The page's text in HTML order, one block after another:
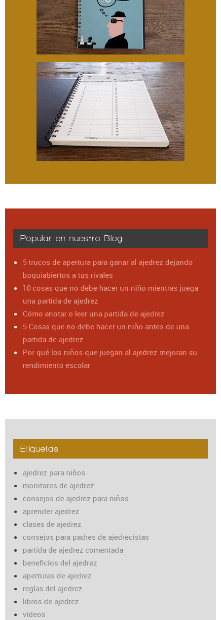
Popular en nuestro Blog
5 trucos de apertura para ganar al ajedrez dejando
boquiabiertos a tus rivales
10 cosas que no debe hacer un niño mientras juega
una partida de ajedrez
Cómo anotar o leer una partida de ajedrez
5 Cosas que no debe hacer un niño antes de una
partida de ajedrez
Por qué los niños que juegan al ajedrez mejoran su
rendimiento escolar
Etiquetas
ajedrez para niños
monitores de ajedrez
consejos de ajedrez para niños
aprender ajedrez
clases de ajedrez
consejos para padres de ajedrecistas
partida de ajedrez comentada
beneficios del ajedrez
aperturas de ajedrez
reglas del ajedrez
libros de ajedrez
vídeos